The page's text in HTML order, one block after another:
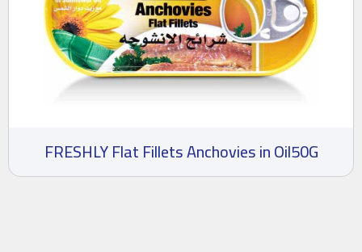
FRESHLY Flat Fillets Anchovies in Oil50G